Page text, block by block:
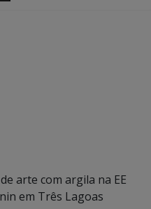
arte com argila na EE
em Três Lagoas